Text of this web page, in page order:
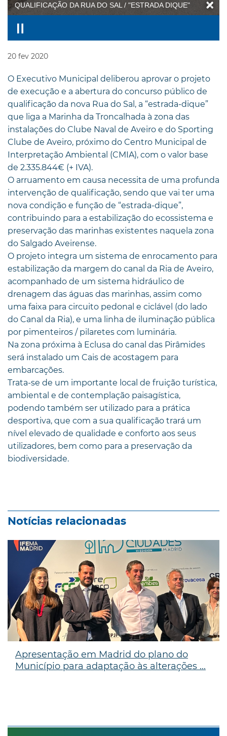
QUALIFICAÇÃO DA RUA DO SAL / "ESTRADA DIQUE"
20 fev 2020
O Executivo Municipal deliberou aprovar o projeto
de execução e a abertura do concurso público de
qualificação da nova Rua do Sal, a “estrada-dique”
que liga a Marinha da Troncalhada à zona das
instalações do Clube Naval de Aveiro e do Sporting
Clube de Aveiro, próximo do Centro Municipal de
Interpretação Ambiental (CMIA), com o valor base
de 2.335.844€ (+ IVA).
O arruamento em causa necessita de uma profunda
intervenção de qualificação, sendo que vai ter uma
nova condição e função de “estrada-dique”,
contribuindo para a estabilização do ecossistema e
preservação das marinhas existentes naquela zona
do Salgado Aveirense.
O projeto integra um sistema de enrocamento para
estabilização da margem do canal da Ria de Aveiro,
acompanhado de um sistema hidráulico de
drenagem das águas das marinhas, assim como
uma faixa para circuito pedonal e ciclável (do lado
do Canal da Ria), e uma linha de iluminação pública
por pimenteiros / pilaretes com luminária.
Na zona próxima à Eclusa do canal das Pirâmides
será instalado um Cais de acostagem para
embarcações.
Trata-se de um importante local de fruição turística,
ambiental e de contemplação paisagística,
podendo também ser utilizado para a prática
desportiva, que com a sua qualificação trará um
nível elevado de qualidade e conforto aos seus
utilizadores, bem como para a preservação da
biodiversidade.
Notícias relacionadas
Apresentação em Madrid do plano do
Município para adaptação às alterações ...